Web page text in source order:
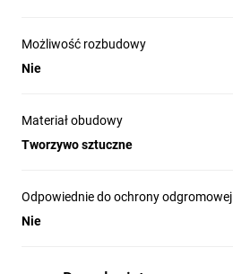
Możliwość rozbudowy
Nie
Materiał obudowy
Tworzywo sztuczne
Odpowiednie do ochrony odgromowej
Nie